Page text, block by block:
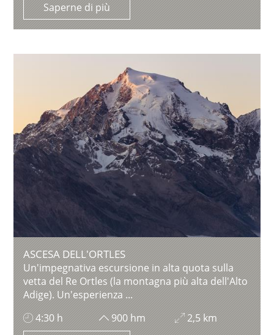
Saperne di più
ASCESA DELL'ORTLES
Un'impegnativa escursione in alta quota sulla
vetta del Re Ortles (la montagna più alta dell'Alto
Adige). Un'esperienza ...
4:30 h
900 hm 2,5 km